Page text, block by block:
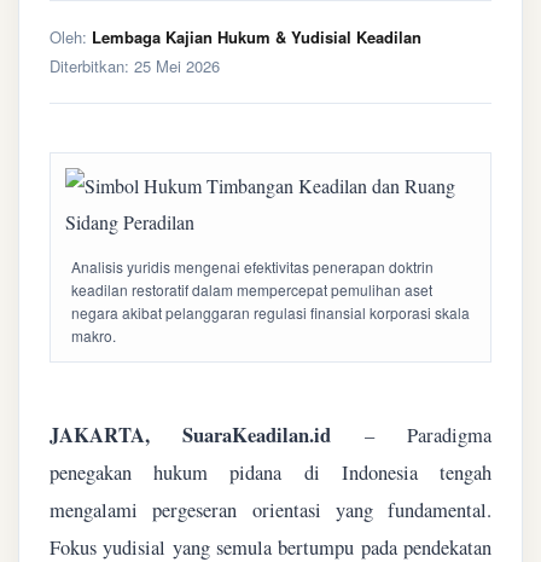
Oleh: Lembaga Kajian Hukum & Yudisial Keadilan
Diterbitkan: 25 Mei 2026
Analisis yuridis mengenai efektivitas penerapan doktrin
keadilan restoratif dalam mempercepat pemulihan aset
negara akibat pelanggaran regulasi finansial korporasi skala
makro.
JAKARTA, SuaraKeadilan.id – Paradigma
penegakan hukum pidana di Indonesia tengah
mengalami pergeseran orientasi yang fundamental.
Fokus yudisial yang semula bertumpu pada pendekatan